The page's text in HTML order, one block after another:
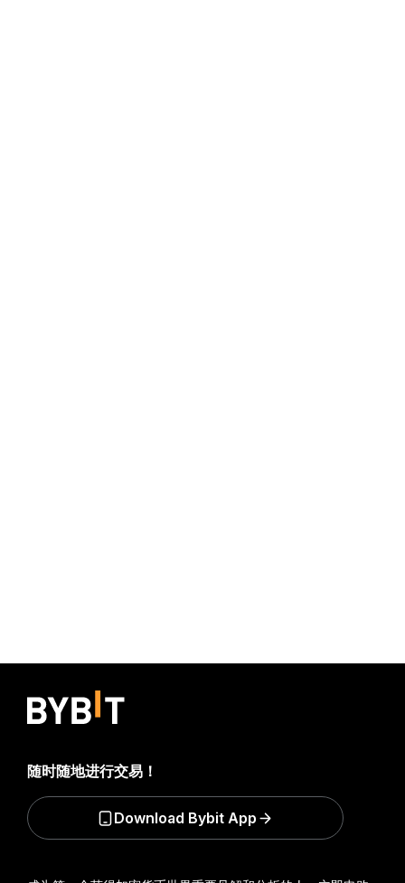
随时随地进行交易！
Download Bybit App